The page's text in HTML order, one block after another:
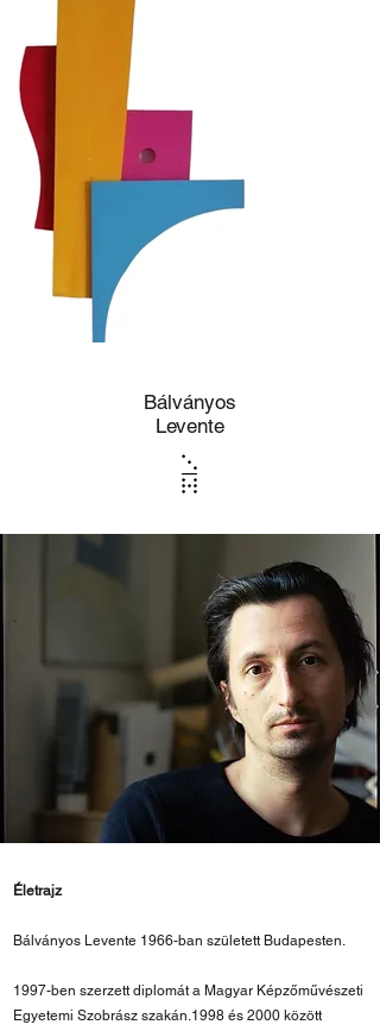
Bálványos
Levente
Életrajz
Bálványos Levente 1966-ban született Budapesten.
1997-ben szerzett diplomát a Magyar Képzőművészeti
Egyetemi Szobrász szakán.1998 és 2000 között